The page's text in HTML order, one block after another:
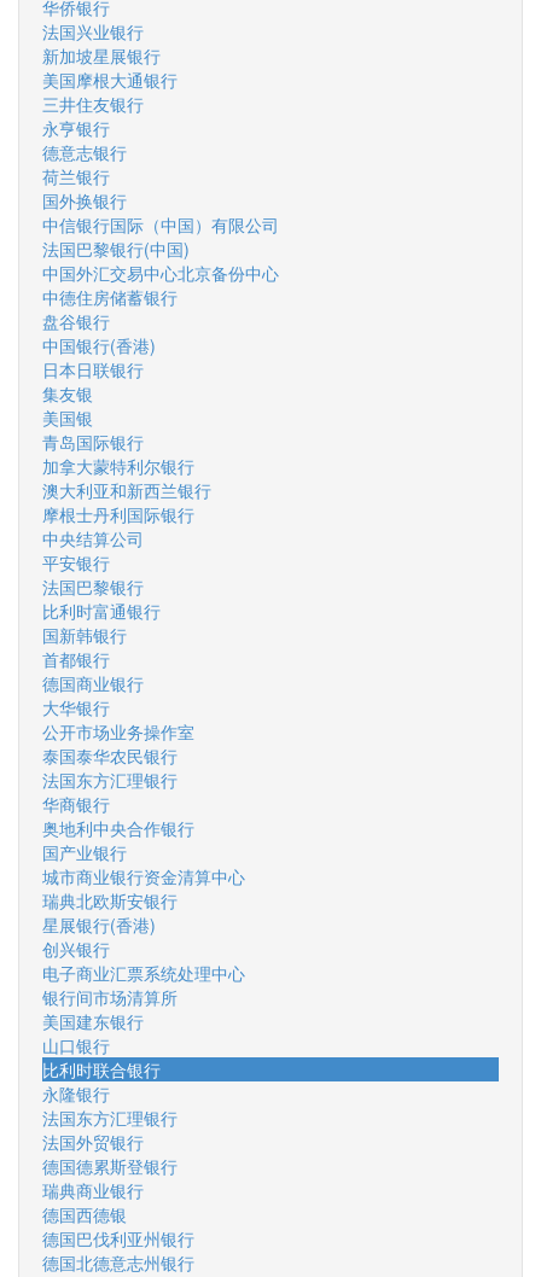
华侨银行
法国兴业银行
新加坡星展银行
美国摩根大通银行
三井住友银行
永亨银行
德意志银行
荷兰银行
国外换银行
中信银行国际（中国）有限公司
法国巴黎银行(中国)
中国外汇交易中心北京备份中心
中德住房储蓄银行
盘谷银行
中国银行(香港)
日本日联银行
集友银
美国银
青岛国际银行
加拿大蒙特利尔银行
澳大利亚和新西兰银行
摩根士丹利国际银行
中央结算公司
平安银行
法国巴黎银行
比利时富通银行
国新韩银行
首都银行
德国商业银行
大华银行
公开市场业务操作室
泰国泰华农民银行
法国东方汇理银行
华商银行
奥地利中央合作银行
国产业银行
城市商业银行资金清算中心
瑞典北欧斯安银行
星展银行(香港)
创兴银行
电子商业汇票系统处理中心
银行间市场清算所
美国建东银行
山口银行
比利时联合银行
永隆银行
法国东方汇理银行
法国外贸银行
德国德累斯登银行
瑞典商业银行
德国西德银
德国巴伐利亚州银行
德国北德意志州银行